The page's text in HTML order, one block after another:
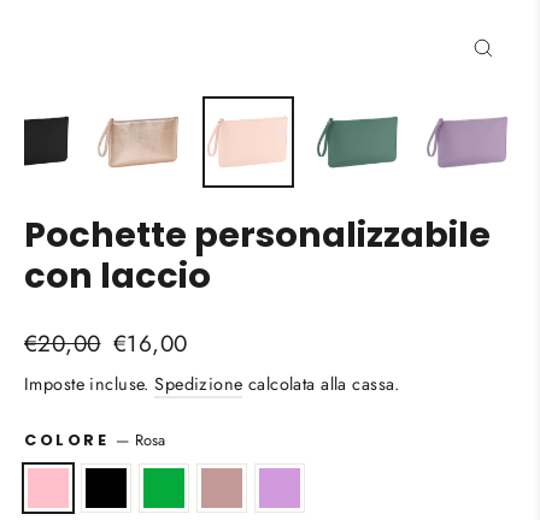
Pochette personalizzabile
con laccio
Prezzo
di
€20,00 Prezzo
scontato
€16,00
Imposte incluse.Spedizione calcolata alla cassa.
COLORE — Rosa